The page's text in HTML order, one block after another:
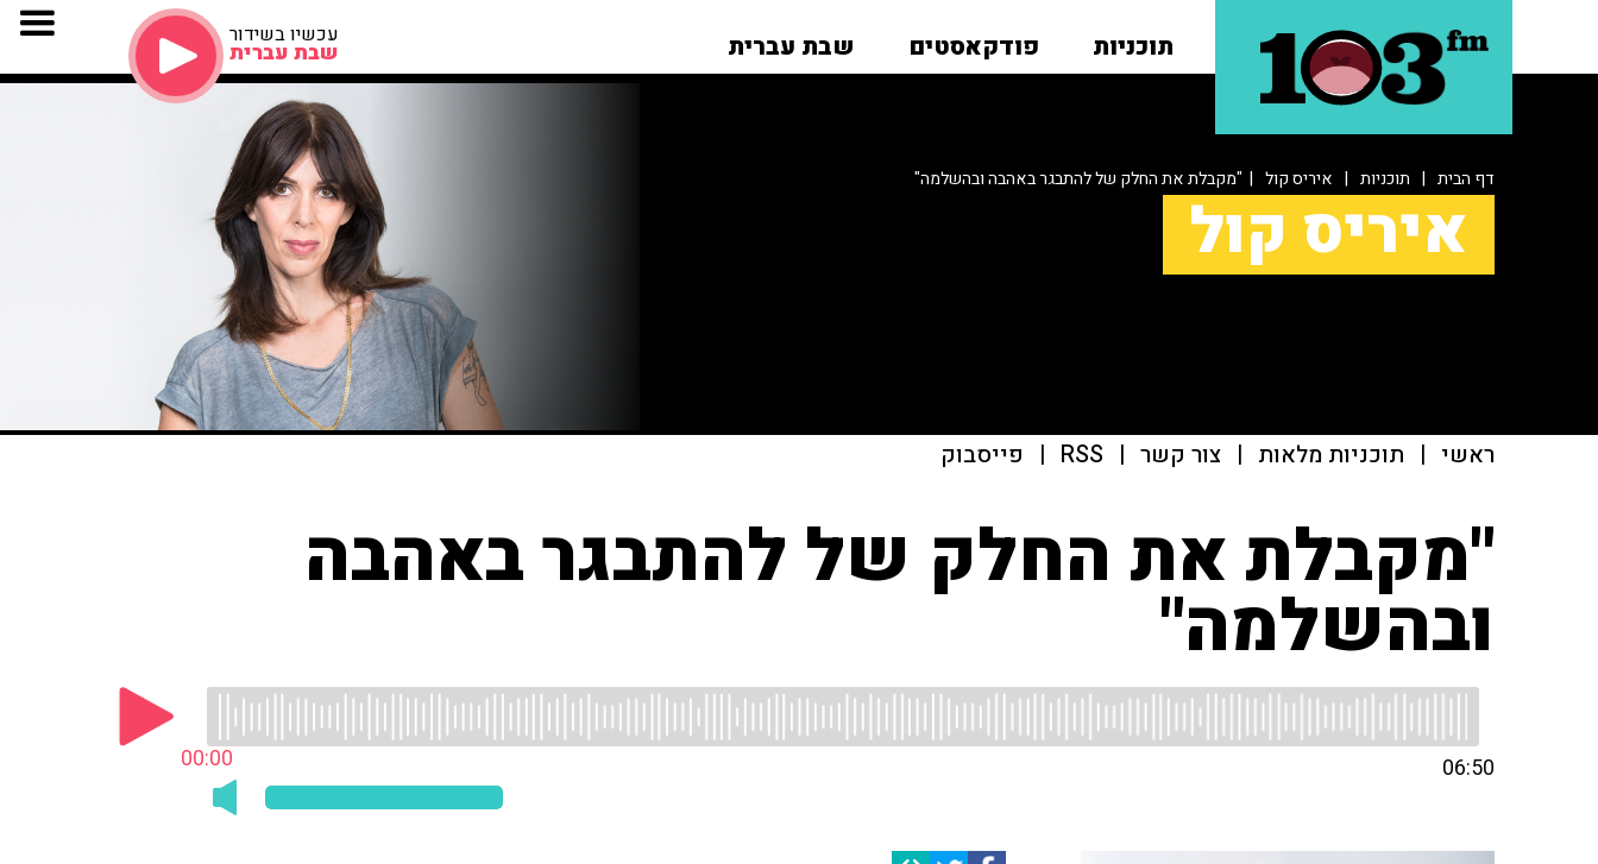
תוכניות פודקאסטים שבת עברית עכשיו בשידור
שבת עברית
דף הבית | תוכניות | איריס קול | "מקבלת את החלק של להתבגר באהבה ובהשלמה"
איריס קול
ראשי | תוכניות מלאות | צור קשר |
RSS
| פייסבוק
"מקבלת את החלק של להתבגר באהבה
ובהשלמה"
00:00 06:50